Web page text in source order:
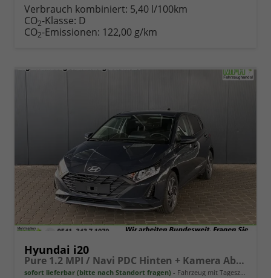
Verbrauch kombiniert: 5,40 l/100km
CO2-Klasse: D
CO2-Emissionen: 122,00 g/km
Hyundai i20
Pure 1.2 MPI / Navi PDC Hinten + Kamera Abgedunkelte Scheiben Tempomat Alu 16"
sofort lieferbar (bitte nach Standort fragen) Fahrzeug mit Tageszulassung